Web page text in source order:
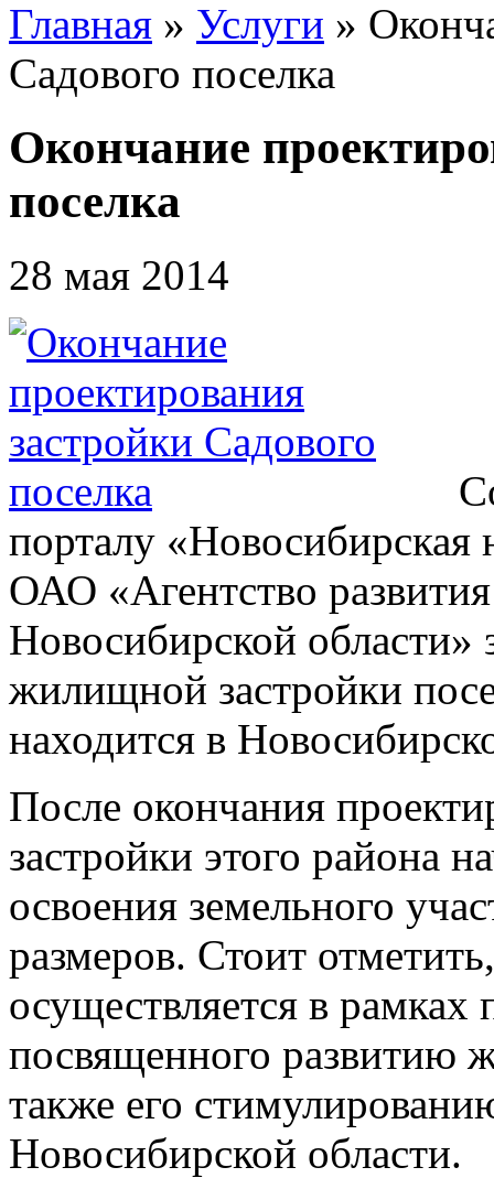
Главная » Услуги »
Садового поселка
Окончание
поселка
28 мая 2014
порталу
ОАО «Агентство
Новосибирской области»
жилищной застройки
находится в
После окончания
застройки этого района
освоения земельного
размеров. Стоит
осуществляется в рамках
посвященного развитию
также его
Новосибирской области.